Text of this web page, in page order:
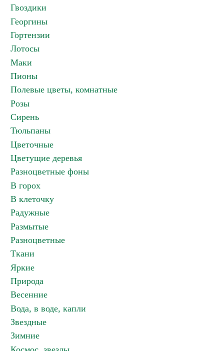
Гвоздики
Георгины
Гортензии
Лотосы
Маки
Пионы
Полевые цветы, комнатные
Розы
Сирень
Тюльпаны
Цветочные
Цветущие деревья
Разноцветные фоны
В горох
В клеточку
Радужные
Размытые
Разноцветные
Ткани
Яркие
Природа
Весенние
Вода, в воде, капли
Звездные
Зимние